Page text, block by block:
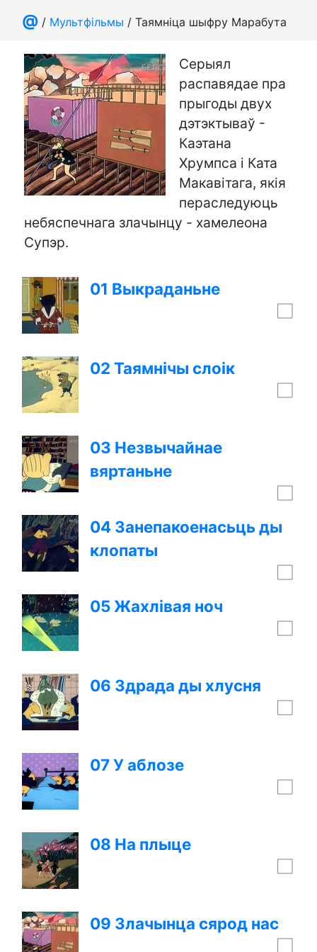
@ / Мультфільмы / Таямніца шыфру Марабута
Серыял
распавядае пра
прыгоды двух
дэтэктываў -
Каэтана
Хрумпса і Ката
Макавітага, якія
пераследуюць
небяспечнага злачынцу - хамелеона
Супэр.
01 Выкраданьне
02 Таямнічы слоік
03 Незвычайнае
вяртаньне
04 Занепакоенасьць ды
клопаты
05 Жахлівая ноч
06 Здрада ды хлусня
07 У аблозе
08 На плыце
09 Злачынца сярод нас